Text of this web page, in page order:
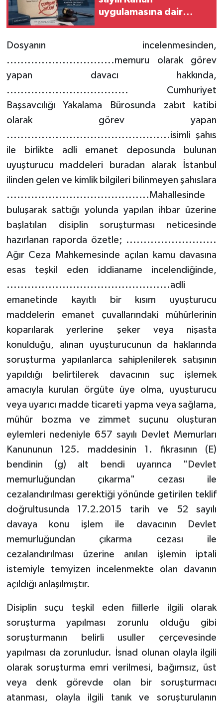
uygulamasına dair
Dosyanın incelenmesinden,
...............................memuru olarak görev
yapan davacı hakkında,
................................... Cumhuriyet
Başsavcılığı Yakalama Bürosunda zabıt katibi
olarak görev yapan
...............................................isimli şahıs
ile birlikte adli emanet deposunda bulunan
uyuşturucu maddeleri buradan alarak İstanbul
ilinden gelen ve kimlik bilgileri bilinmeyen şahıslara
.........................................Mahallesinde
buluşarak sattığı yolunda yapılan ihbar üzerine
başlatılan disiplin soruşturması neticesinde
hazırlanan raporda özetle; ..........................
Ağır Ceza Mahkemesinde açılan kamu davasına
esas teşkil eden iddianame incelendiğinde,
...............................................adli
emanetinde kayıtlı bir kısım uyuşturucu
maddelerin emanet çuvallarındaki mühürlerinin
koparılarak yerlerine şeker veya nişasta
konulduğu, alınan uyuşturucunun da haklarında
soruşturma yapılanlarca sahiplenilerek satışının
yapıldığı belirtilerek davacının suç işlemek
amacıyla kurulan örgüte üye olma, uyuşturucu
veya uyarıcı madde ticareti yapma veya sağlama,
mühür bozma ve zimmet suçunu oluşturan
eylemleri nedeniyle 657 sayılı Devlet Memurları
Kanununun 125. maddesinin 1. fıkrasının (E)
bendinin (g) alt bendi uyarınca "Devlet
memurluğundan çıkarma" cezası ile
cezalandırılması gerektiği yönünde getirilen teklif
doğrultusunda 17.2.2015 tarih ve 52 sayılı
davaya konu işlem ile davacının Devlet
memurluğundan çıkarma cezası ile
cezalandırılması üzerine anılan işlemin iptali
istemiyle temyizen incelenmekte olan davanın
açıldığı anlaşılmıştır.
Disiplin suçu teşkil eden fiillerle ilgili olarak
soruşturma yapılması zorunlu olduğu gibi
soruşturmanın belirli usuller çerçevesinde
yapılması da zorunludur. İsnad olunan olayla ilgili
olarak soruşturma emri verilmesi, bağımsız, üst
veya denk görevde olan bir soruşturmacı
atanması, olayla ilgili tanık ve soruşturulanın